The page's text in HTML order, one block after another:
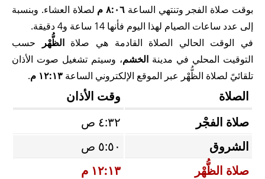
بوقت صلاة الفجر وتنتهي الساعة ٨:٠٦ م
لصلاة العشاء. وبنسبة
إلى عدد ساعات الصيام لهذا اليوم فأنها 14 ساعة و4 دقيقة.
في الوقت الحالي الصلاة القادمة هي صلاةالظُّهْر
حسب
التوقيت المحلي في مدينة الخشم، وسيتم تشغيل صوت الأذان
تلقائيً لصلاة الظُّهْر عبر الموقع الإلكتروني الساعة ١٢:١٣ م .
الصلاة
وقت الأذان
صلاة الفجْر
٤:٣٢ ص
الشروق
٥:٥٠ ص
صلاة الظُّهْر
١٢:١٣ م